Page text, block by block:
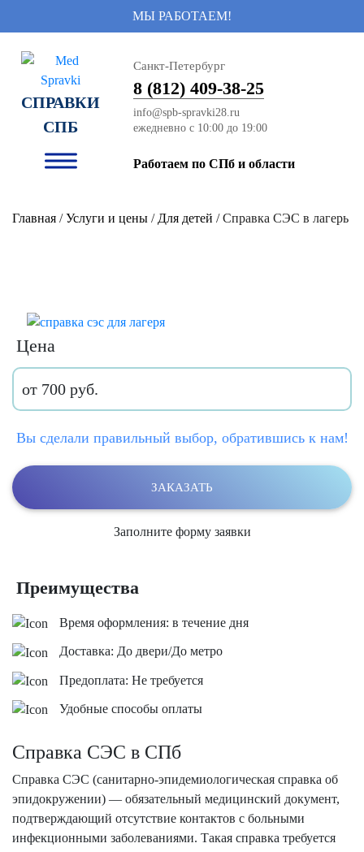
МЫ РАБОТАЕМ!
СПРАВКИ
СПБ
Санкт-Петербург
8 (812) 409-38-25
info@spb-spravki28.ru
Работаем по СПб и области
Главная /Услуги и цены / Для детей / Справка СЭС в лагерь
Цена
от 700 руб.
Вы сделали правильный выбор, обратившись к нам!
ЗАКАЗАТЬ
Заполните форму заявки
Преимущества
Время оформления: в течение дня
Доставка: До двери/До метро
Предоплата: Не требуется
Удобные способы оплаты
Справка СЭС в СПб
Справка СЭС (санитарно-эпидемиологическая справка об
эпидокружении) — обязательный медицинский документ,
подтверждающий отсутствие контактов с больными
инфекционными заболеваниями. Такая справка требуется